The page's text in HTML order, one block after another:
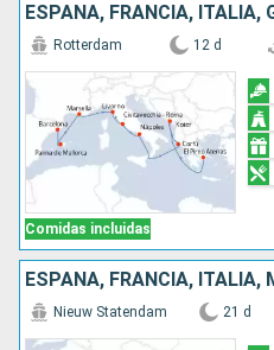
Comidas incluidas
Rotterdam 12 d
Nieuw Statendam 21 d